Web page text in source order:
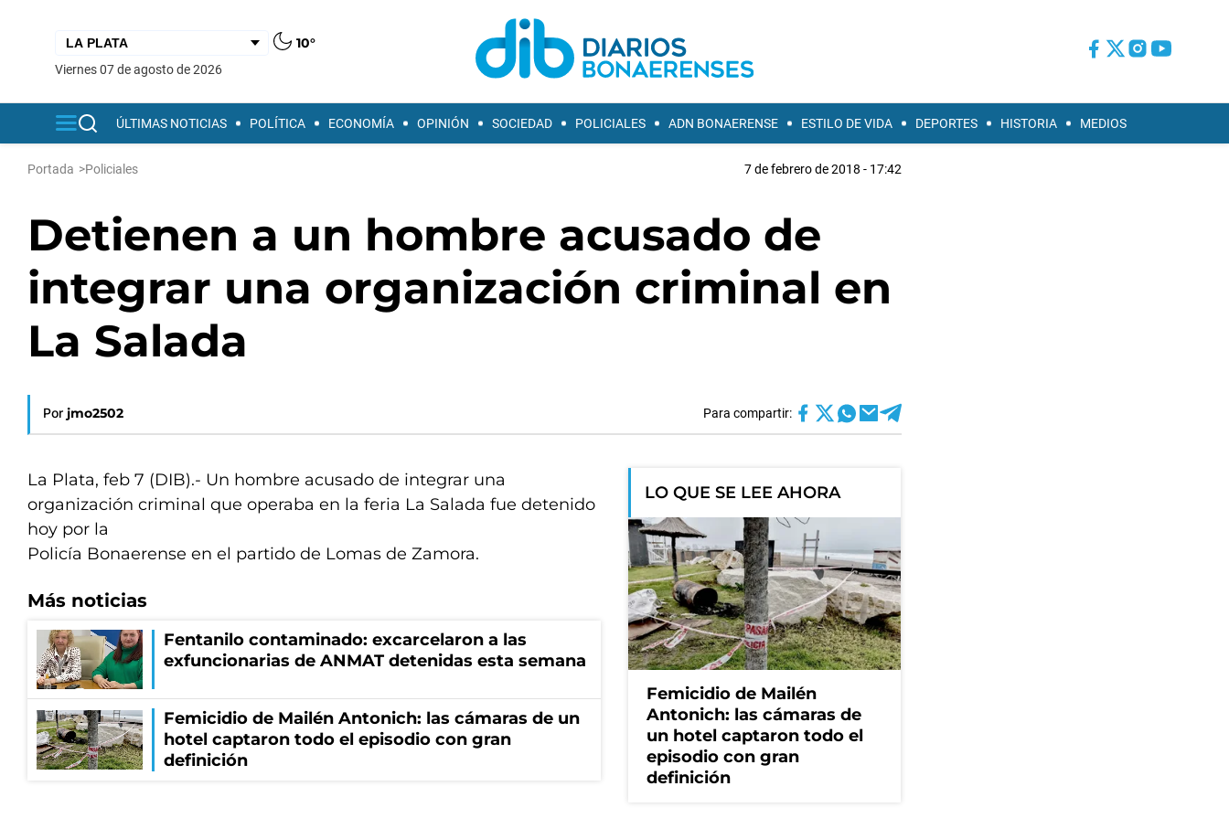
10°
viernes 07 de agosto de 2026
ÚLTIMAS NOTICIAS POLÍTICA ECONOMÍA OPINIÓN SOCIEDAD POLICIALES ADN BONAERENSE ESTILO DE VIDA DEPORTES HISTORIA MEDIOS
Portada >Policiales 7 de febrero de 2018 - 17:42
Detienen a un hombre acusado de
integrar una organización criminal en
La Salada
Por jmo2502 Para compartir:
La Plata, feb 7 (DIB).- Un hombre acusado de integrar una
organización criminal que operaba en la feria La Salada fue detenido
hoy por la
Policía Bonaerense en el partido de Lomas de Zamora.
Más noticias
Fentanilo contaminado: excarcelaron a las
exfuncionarias de ANMAT detenidas esta semana
Femicidio de Mailén Antonich: las cámaras de un
hotel captaron todo el episodio con gran
definición
LO QUE SE LEE AHORA
Femicidio de Mailén
Antonich: las cámaras de
un hotel captaron todo el
episodio con gran
definición